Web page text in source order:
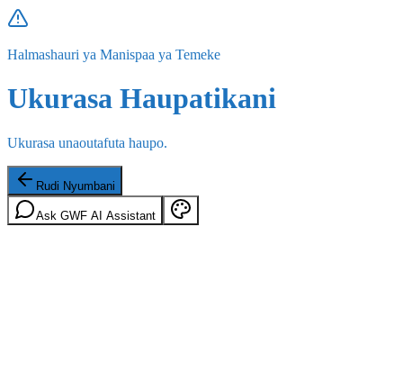
Halmashauri ya Manispaa ya Temeke
Ukurasa Haupatikani
Ukurasa unaoutafuta haupo.
Rudi Nyumbani
Ask GWF AI Assistant